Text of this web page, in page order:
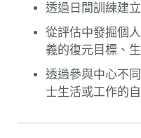
透過日間訓練建
從評估中發掘個
義的復元目標、
透過參與中心不
士生活或工作的